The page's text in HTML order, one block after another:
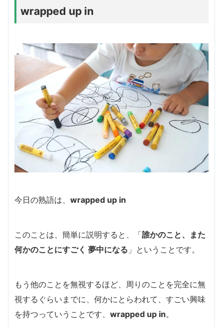
wrapped up in
今日の熟語は、 wrapped up in
このことは、簡単に説明すると、「誰かのこと、また
何かのことにすごく 夢中になる 」ということです。
もう他のことを無視するほど、周りのことを完全に無
視するぐらいまでに、何かにとらわれて、すごい興味
を持つっていうことです、 wrapped up in。